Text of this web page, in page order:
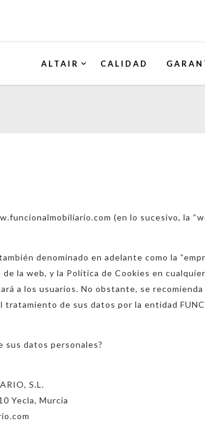
ALTAIR CALIDAD
(en lo sucesivo, la
denominado en adelante como la
la web, y la Política de Cookies en
a los usuarios. No obstante, se
de sus datos por la entidad
sus datos personales?
S.L.
Yecla, Murcia